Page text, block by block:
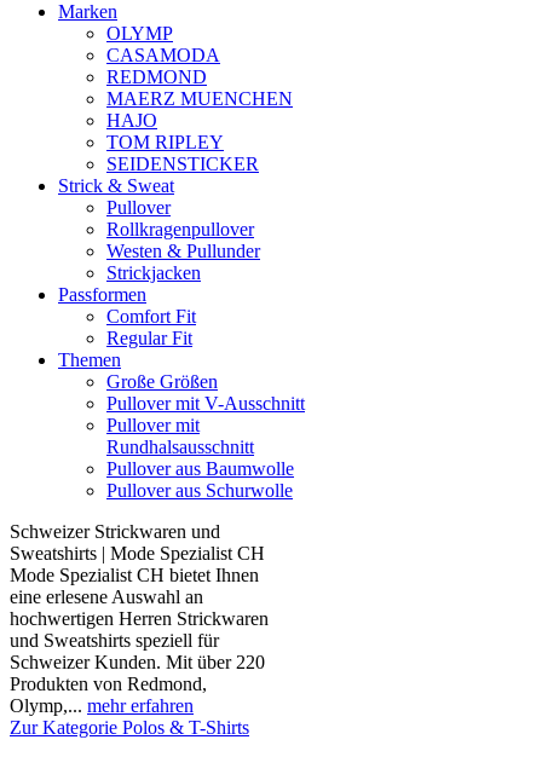
Marken
OLYMP
CASAMODA
REDMOND
MAERZ MUENCHEN
HAJO
TOM RIPLEY
SEIDENSTICKER
Strick & Sweat
Pullover
Rollkragenpullover
Westen & Pullunder
Strickjacken
Passformen
Comfort Fit
Regular Fit
Themen
Große Größen
Pullover mit V-Ausschnitt
Pullover mit
Rundhalsausschnitt
Pullover aus Baumwolle
Pullover aus Schurwolle
Schweizer Strickwaren und
Sweatshirts | Mode Spezialist CH
Mode Spezialist CH bietet Ihnen
eine erlesene Auswahl an
hochwertigen Herren Strickwaren
und Sweatshirts speziell für
Schweizer Kunden. Mit über 220
Produkten von Redmond,
Olymp,... mehr erfahren
Zur Kategorie Polos & T-Shirts